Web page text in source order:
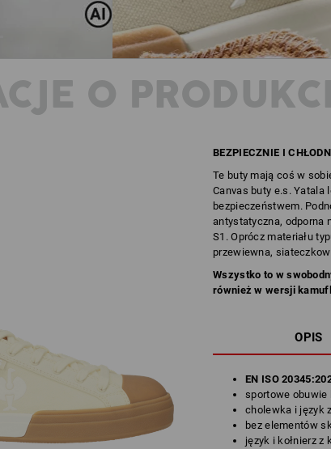
O
BEZPIECZNIE I
Te buty mają coś w
Canvas buty e.s. Yatala
bezpieczeństwem.
antystatyczna, odporna
S1. Oprócz materiału
przewiewna,
Wszystko to w
również w wersji
OPIS
EN ISO
sportowe obuwie
cholewka i język
bez elementów
język i kołnierz z